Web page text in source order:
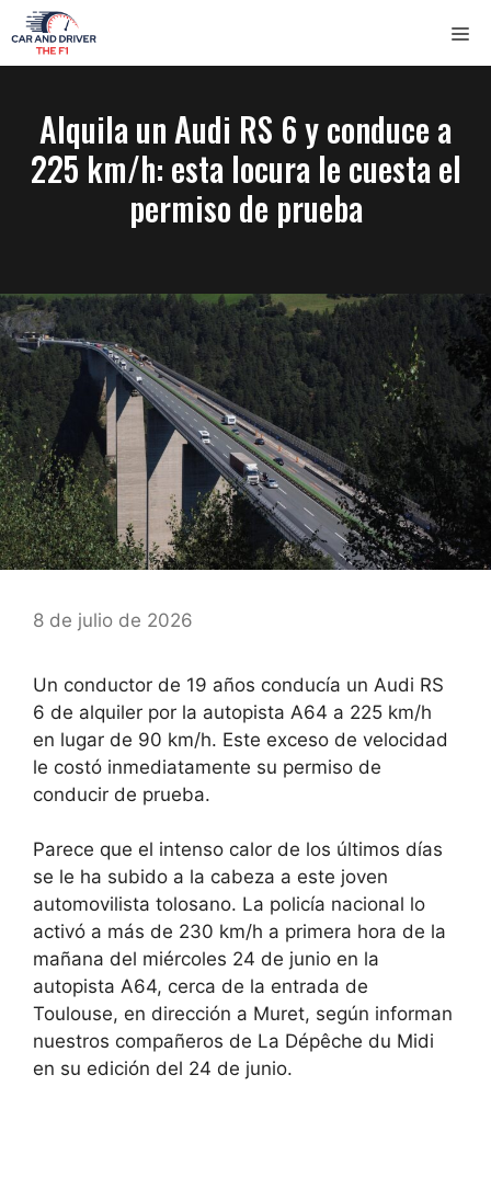
Saltar
al
contenido
Alquila un Audi RS 6 y conduce a
225 km/h: esta locura le cuesta el
permiso de prueba
8 de julio de 2026
Un conductor de 19 años conducía un Audi RS
6 de alquiler por la autopista A64 a 225 km/h
en lugar de 90 km/h. Este exceso de velocidad
le costó inmediatamente su permiso de
conducir de prueba.
Parece que el intenso calor de los últimos días
se le ha subido a la cabeza a este joven
automovilista tolosano. La policía nacional lo
activó a más de 230 km/h a primera hora de la
mañana del miércoles 24 de junio en la
autopista A64, cerca de la entrada de
Toulouse, en dirección a Muret, según informan
nuestros compañeros de La Dépêche du Midi
en su edición del 24 de junio.